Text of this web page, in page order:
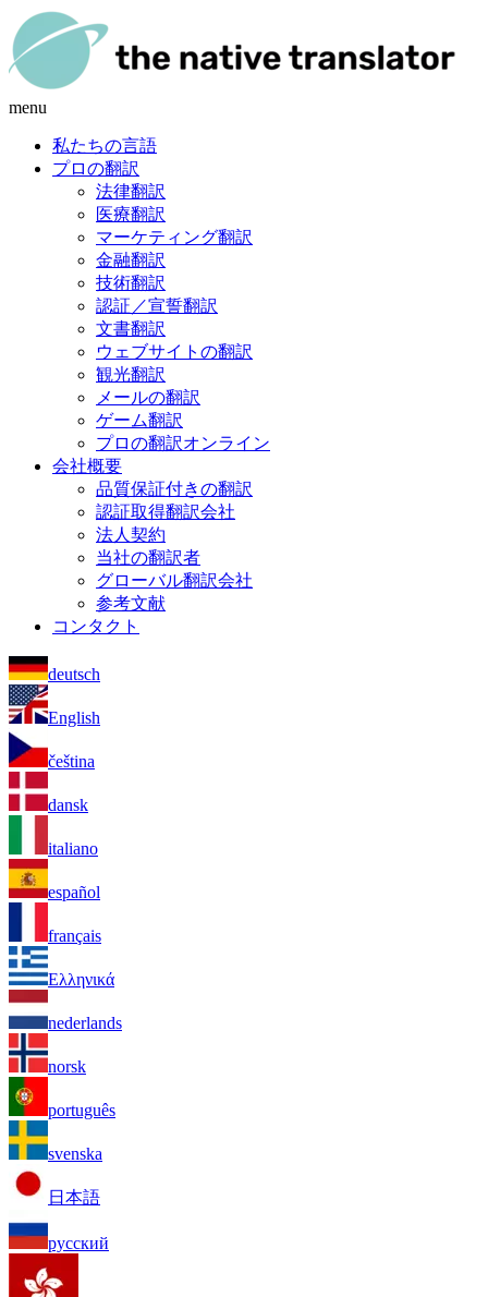
menu
私たちの言語
プロの翻訳
法律翻訳
医療翻訳
マーケティング翻訳
金融翻訳
技術翻訳
認証／宣誓翻訳
文書翻訳
ウェブサイトの翻訳
観光翻訳
メールの翻訳
ゲーム翻訳
プロの翻訳オンライン
会社概要
品質保証付きの翻訳
認証取得翻訳会社
法人契約
当社の翻訳者
グローバル翻訳会社
参考文献
コンタクト
deutsch
English
čeština
dansk
italiano
español
français
Ελληνικά
nederlands
norsk
português
svenska
日本語
русский